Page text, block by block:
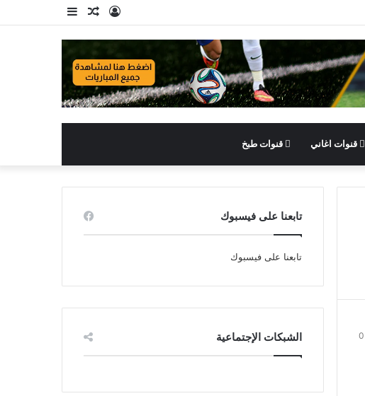
إضافة
عمود
مقال
عشوائي
تسجيل
الدخول
قنوات اغاني قنوات طبخ
0
تابعنا على فيسبوك
تابعنا على فيسبوك
الشبكات الإجتماعية